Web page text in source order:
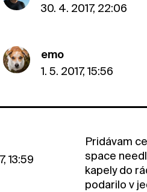
30. 4. 2017, 22:06
emo
1. 5. 2017, 15:56
13:59
Pridávam
space
kapely do
podarilo v